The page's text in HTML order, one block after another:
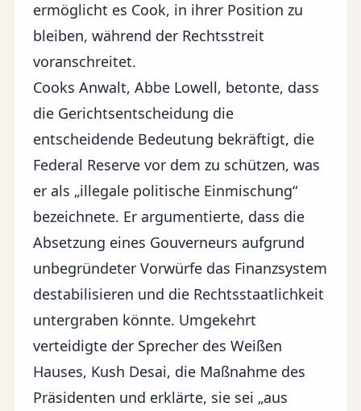
ermöglicht es Cook, in ihrer Position zu
bleiben, während der Rechtsstreit
voranschreitet.
Cooks Anwalt, Abbe Lowell, betonte, dass
die Gerichtsentscheidung die
entscheidende Bedeutung bekräftigt, die
Federal Reserve vor dem zu schützen, was
er als „illegale politische Einmischung“
bezeichnete. Er argumentierte, dass die
Absetzung eines Gouverneurs aufgrund
unbegründeter Vorwürfe das Finanzsystem
destabilisieren und die Rechtsstaatlichkeit
untergraben könnte. Umgekehrt
verteidigte der Sprecher des Weißen
Hauses, Kush Desai, die Maßnahme des
Präsidenten und erklärte, sie sei „aus